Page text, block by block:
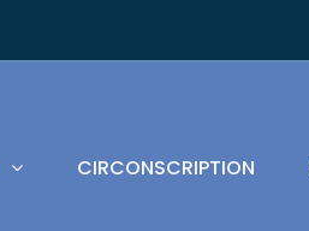
CIRCONSCRIPTION